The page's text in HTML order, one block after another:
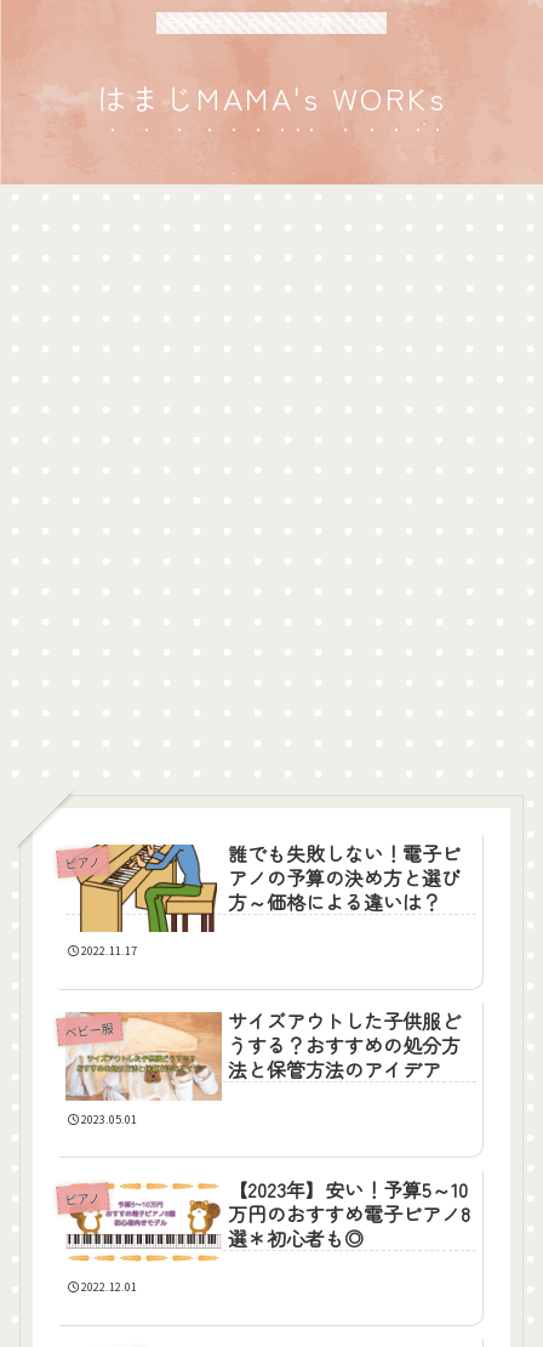
元保育士はまじのゆるーい子育てブログ
はまじMAMA's WORKs
ピアノ
誰でも失敗しない！電子ピ
アノの予算の決め方と選び
方～価格による違いは？
2022.11.17
ベビー服
サイズアウトした子供服ど
うする？おすすめの処分方
法と保管方法のアイデア
2023.05.01
ピアノ
【2023年】安い！予算5～10
万円のおすすめ電子ピアノ8
選＊初心者も◎
2022.12.01